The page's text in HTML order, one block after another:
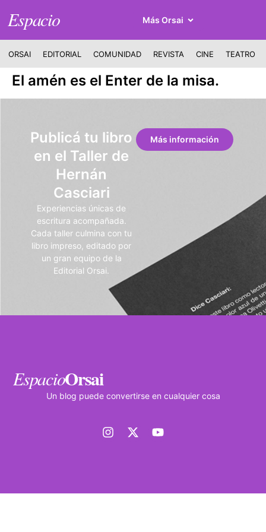
Espacio Más Orsai
ORSAI EDITORIAL COMUNIDAD REVISTA CINE TEATRO
El amén es el Enter de la misa.
Publicá tu libro
en el Taller de
Hernán
Casciari
Experiencias únicas de
escritura acompañada.
Cada taller culmina con tu
libro impreso, editado por
un gran equipo de la
Editorial Orsai.
Más información
EspacioOrsai
Un blog puede convertirse en cualquier cosa